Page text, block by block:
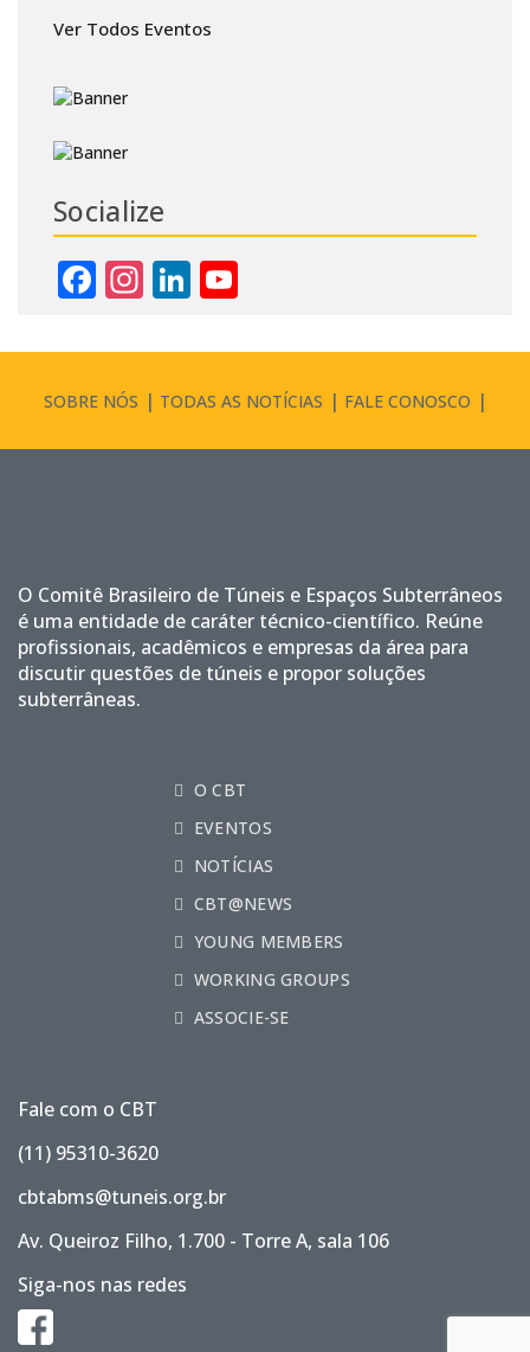
Ver Todos Eventos
Socialize
Facebook
Instagram
LinkedIn
SOBRE NÓS TODAS AS NOTÍCIAS FALE CONOSCO
O Comitê Brasileiro de Túneis e Espaços Subterrâneos
é uma entidade de caráter técnico-científico. Reúne
profissionais, acadêmicos e empresas da área para
discutir questões de túneis e propor soluções
subterrâneas.
O CBT
EVENTOS
NOTÍCIAS
CBT@NEWS
YOUNG MEMBERS
WORKING GROUPS
ASSOCIE-SE
Fale com o CBT
(11) 95310-3620
cbtabms@tuneis.org.br
Av. Queiroz Filho, 1.700 - Torre A, sala 106
Siga-nos nas redes